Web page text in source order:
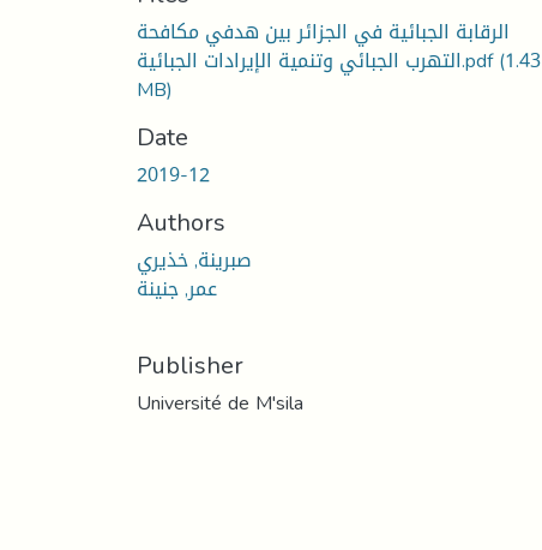
الرقابة الجبائية في الجزائر بين هدفي مكافحة
التهرب الجبائي وتنمية الإيرادات الجبائية.pdf(1.43
MB)
Date
2019-12
Authors
صبرينة, خذيري
عمر, جنينة
Publisher
Université de M'sila